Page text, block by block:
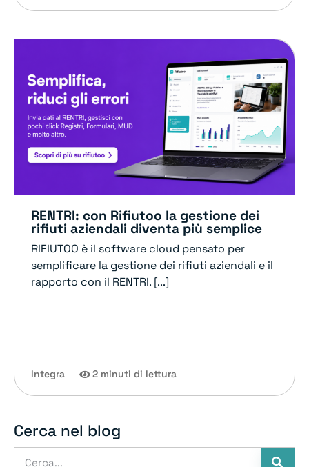
RENTRI: con Rifiutoo la gestione dei
rifiuti aziendali diventa più semplice
RIFIUTOO è il software cloud pensato per
semplificare la gestione dei rifiuti aziendali e il
rapporto con il RENTRI. [...]
Integra 2 minuti di lettura
Cerca nel blog